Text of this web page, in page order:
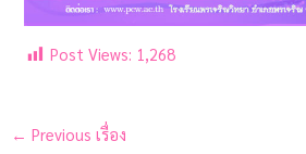
Post Views: 1,268
← Previous เรื่อง